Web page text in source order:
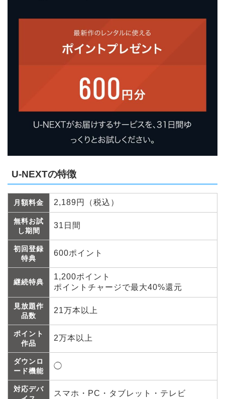
U-NEXTの特徴
月額料金 2,189円（税込）
無料お試
し期間
31日間
初回登録
特典
600ポイント
継続特典
1,200ポイント
ポイントチャージで最大40%還元
見放題作
品数
21万本以上
ポイント
作品
2万本以上
ダウンロ
ード機能
◯
対応デバ
スマホ・PC・タブレット・テレビ